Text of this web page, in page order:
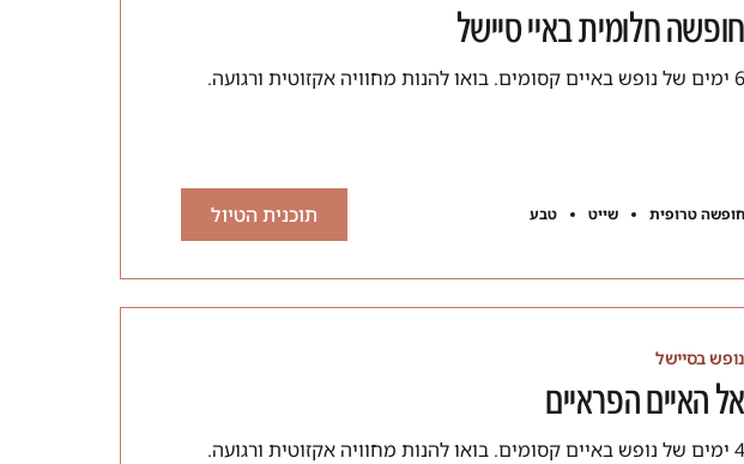
חופשה חלומית באיי סיישל
6 ימים של נופש באיים קסומים. בואו להנות מחוויה אקזוטית ורגועה.
חופשה טרופית שייט טבע תוכנית הטיול
נופש בסיישל
אל האיים הפראיים
4 ימים של נופש באיים קסומים. בואו להנות מחוויה אקזוטית ורגועה.